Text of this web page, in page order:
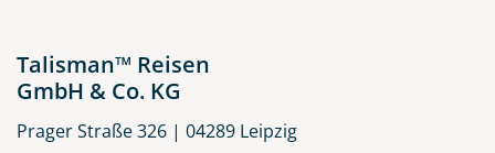
Talisman™ Reisen
GmbH & Co. KG
Prager Straße 326 | 04289 Leipzig